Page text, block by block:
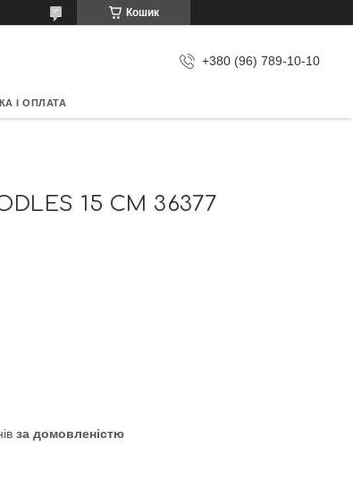
Кошик
+380 (96) 789-10-10
І ОПЛАТА
15 СМ 36377
за домовленістю